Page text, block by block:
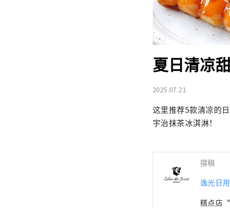
夏日清凉
2025.07.21
这里推荐5款清凉的
宇治抹茶冰淇淋！
撰稿
逸光日
糕点店